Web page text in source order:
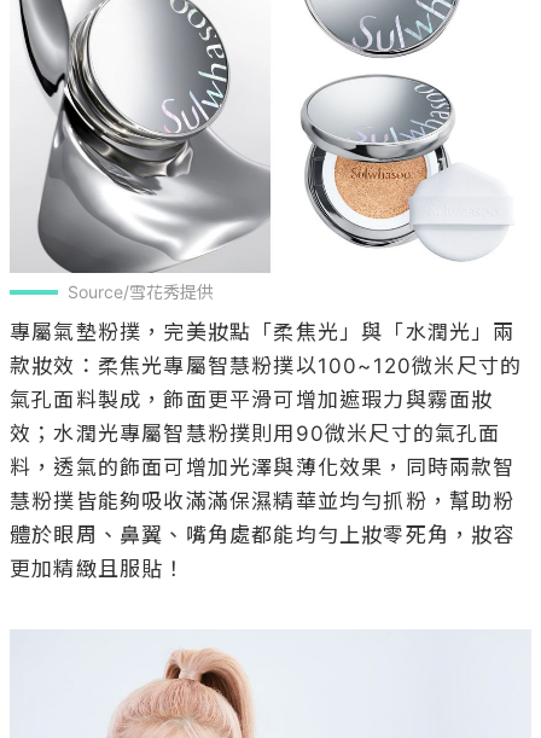
Source/雪花秀提供
專屬氣墊粉撲，完美妝點「柔焦光」與「水潤光」兩
款妝效：柔焦光專屬智慧粉撲以100~120微米尺寸的
氣孔面料製成，飾面更平滑可增加遮瑕力與霧面妝
效；水潤光專屬智慧粉撲則用90微米尺寸的氣孔面
料，透氣的飾面可增加光澤與薄化效果，同時兩款智
慧粉撲皆能夠吸收滿滿保濕精華並均勻抓粉，幫助粉
體於眼周、鼻翼、嘴角處都能均勻上妝零死角，妝容
更加精緻且服貼！